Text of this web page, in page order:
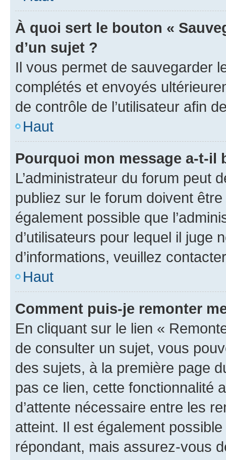
À quoi sert le bouton «
d’un sujet ?
Il vous permet de sauvegarder
complétés et envoyés
de contrôle de l’utilisateur afin
Haut
Pourquoi mon message a-t-il
L’administrateur du forum peut
publiez sur le forum doivent
également possible que
d’utilisateurs pour lequel il juge
d’informations, veuillez
Haut
Comment puis-je remonter
En cliquant sur le lien «
de consulter un sujet, vous
des sujets, à la première page
pas ce lien, cette fonctionnalité
d’attente nécessaire entre les
atteint. Il est également
répondant, mais assurez-vous